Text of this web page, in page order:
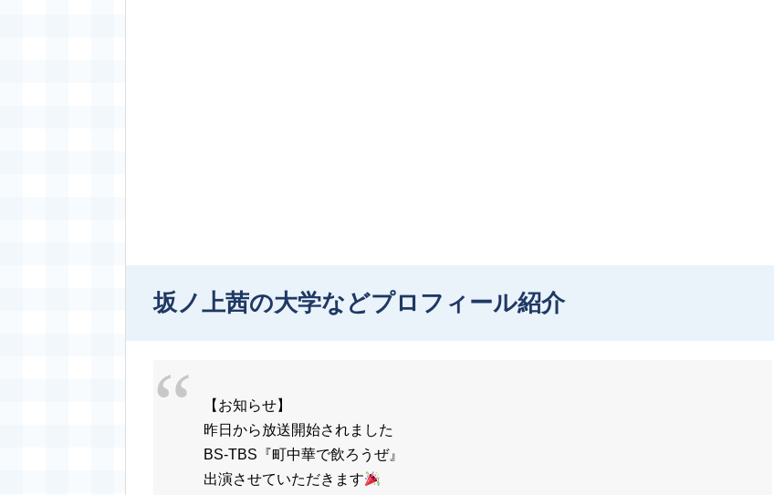
坂ノ上茜の大学などプロフィール紹介
【お知らせ】
昨日から放送開始されました
BS-TBS『町中華で飲ろうぜ』
出演させていただきます